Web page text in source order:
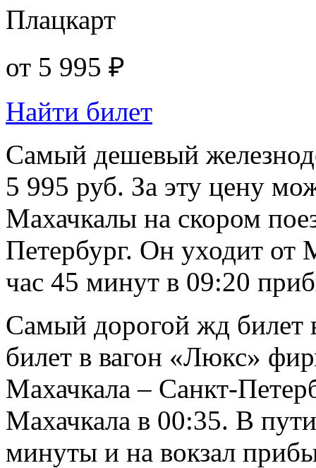
Плацкарт
от 5 995 ₽
Найти билет
Самый дешевый
5 995 руб. За эту цену
Махачкалы на скором
Петербург. Он уходит от
час 45 минут в 09:20
Самый дорогой жд билет
билет в вагон «Люкс»
Махачкала – Санкт-
Махачкала в 00:35. В
минуты и на вокзал